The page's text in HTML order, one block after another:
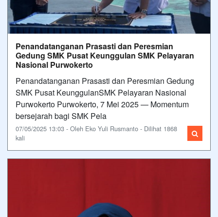
Penandatanganan Prasasti dan Peresmian
Gedung SMK Pusat Keunggulan SMK Pelayaran
Nasional Purwokerto
Penandatanganan Prasasti dan Peresmian Gedung
SMK Pusat KeunggulanSMK Pelayaran Nasional
Purwokerto Purwokerto, 7 Mei 2025 — Momentum
bersejarah bagi SMK Pela
07/05/2025 13:03 - Oleh Eko Yuli Rusmanto - Dilihat 1868
kali